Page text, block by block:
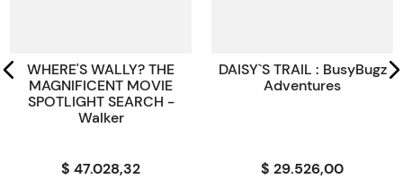
WHERE'S WALLY? THE
MAGNIFICENT MOVIE
SPOTLIGHT SEARCH -
Walker
$ 47.028,32
DAISY`S TRAIL : BusyBugz
Adventures
$ 29.526,00